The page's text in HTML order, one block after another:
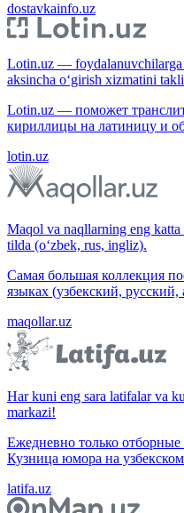
dostavkainfo.uz
Lotin.uz — foydalanuvchilarga
aksincha o‘girish xizmatini
Lotin.uz — поможет
кириллицы на латиницу и
lotin.uz
Maqol va naqllarning eng
tilda (o‘zbek, rus, ingliz).
Самая большая коллекция
языках (узбекский, русский,
maqollar.uz
Har kuni eng sara latifalar va
markazi!
Ежедневно только
Кузница юмора на
latifa.uz